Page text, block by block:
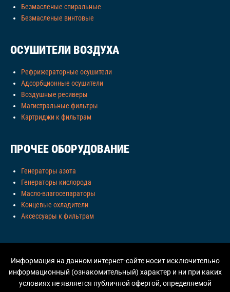
Безмасленые спиральные
Безмасленые винтовые
ОСУШИТЕЛИ ВОЗДУХА
Рефрижераторные осушители
Адсорбционные осушители
Воздушные ресиверы
Магистральные фильтры
Картриджи к фильтрам
ПРОЧЕЕ ОБОРУДОВАНИЕ
Генераторы азота
Генераторы кислорода
Масло-влагосепараторы
Концевые охладители
Аксессуары к фильтрам
Информация на данном интернет-сайте носит исключительно
информационный (ознакомительный) характер и ни при каких
условиях не является публичной офертой, определяемой